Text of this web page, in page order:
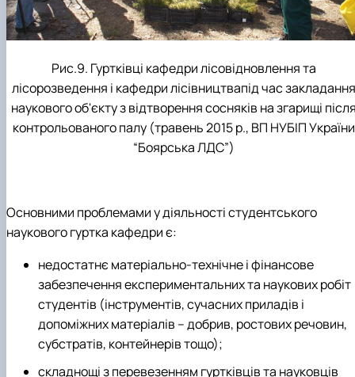
Рис.9. Гуртківці кафедри лісовідновлення та
лісорозведення і кафедри лісівництвапід час закладання
наукового об'єкту з відтворення сосняків на згарищі
контрольованого палу (травень 2015 р., ВП НУБІП України
“Боярська ЛДС”)
Основними проблемами у діяльності студентського
наукового гуртка кафедри є:
недостатнє матеріально-технічне і фінансове
забезпечення експериментальних та наукових робіт
студентів (інструментів, сучасних приладів і
допоміжних матеріалів – добрив, ростових речовин,
субстратів, контейнерів тощо);
складнощі з перевезенням гуртківців та науковців